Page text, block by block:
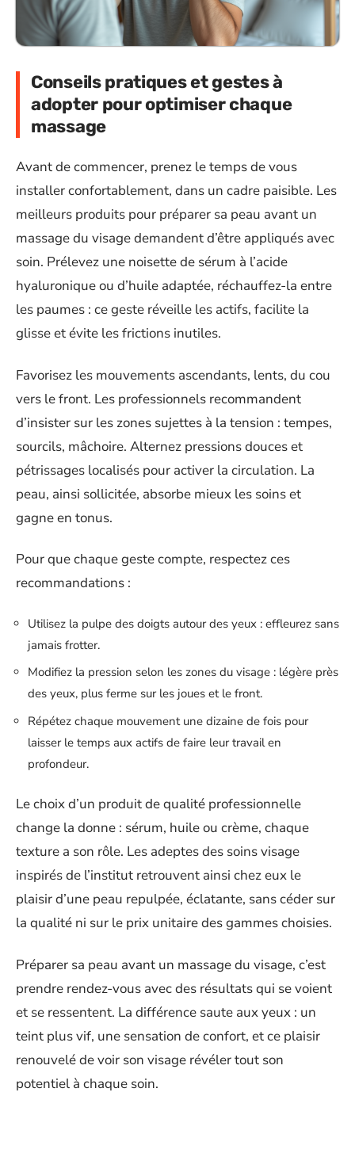
Conseils pratiques et gestes à
adopter pour optimiser chaque
massage
Avant de commencer, prenez le temps de vous
installer confortablement, dans un cadre paisible. Les
meilleurs produits pour préparer sa peau avant un
massage du visage demandent d’être appliqués avec
soin. Prélevez une noisette de sérum à l’acide
hyaluronique ou d’huile adaptée, réchauffez-la entre
les paumes : ce geste réveille les actifs, facilite la
glisse et évite les frictions inutiles.
Favorisez les mouvements ascendants, lents, du cou
vers le front. Les professionnels recommandent
d’insister sur les zones sujettes à la tension : tempes,
sourcils, mâchoire. Alternez pressions douces et
pétrissages localisés pour activer la circulation. La
peau, ainsi sollicitée, absorbe mieux les soins et
gagne en tonus.
Pour que chaque geste compte, respectez ces
recommandations :
Utilisez la pulpe des doigts autour des yeux : effleurez sans
jamais frotter.
Modifiez la pression selon les zones du visage : légère près
des yeux, plus ferme sur les joues et le front.
Répétez chaque mouvement une dizaine de fois pour
laisser le temps aux actifs de faire leur travail en
profondeur.
Le choix d’un produit de qualité professionnelle
change la donne : sérum, huile ou crème, chaque
texture a son rôle. Les adeptes des soins visage
inspirés de l’institut retrouvent ainsi chez eux le
plaisir d’une peau repulpée, éclatante, sans céder sur
la qualité ni sur le prix unitaire des gammes choisies.
Préparer sa peau avant un massage du visage, c’est
prendre rendez-vous avec des résultats qui se voient
et se ressentent. La différence saute aux yeux : un
teint plus vif, une sensation de confort, et ce plaisir
renouvelé de voir son visage révéler tout son
potentiel à chaque soin.